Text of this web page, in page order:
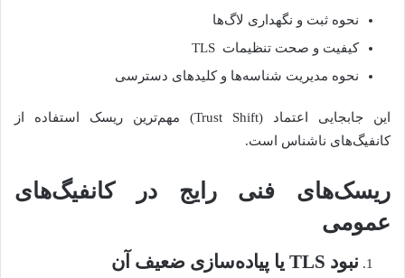
نحوه ثبت و نگهداری لاگ‌ها
کیفیت و صحت تنظیمات TLS
نحوه مدیریت شناسه‌ها و کلیدهای دسترسی
این جابجایی اعتماد (Trust Shift) مهم‌ترین ریسک استفاده از
کانفیگ‌های ناشناس است.
ریسک‌های فنی رایج در کانفیگ‌های
عمومی
نبود یا پیاده‌سازی ضعیف آن